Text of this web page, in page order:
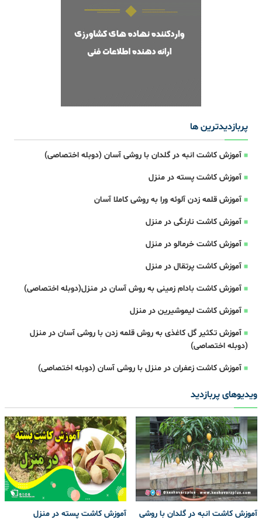
پربازدیدترین ها
آموزش کاشت انبه در گلدان با روشی آسان (دوبله اختصاصی)
آموزش کاشت پسته در منزل
آموزش قلمه زدن آلوئه ورا به روشی کاملا آسان
آموزش کاشت نارنگی در منزل
آموزش کاشت خرمالو در منزل
آموزش کاشت پرتقال در منزل
آموزش کاشت بادام زمینی به روش آسان در منزل(دوبله اختصاصی)
آموزش کاشت لیموشیرین در منزل
آموزش تکثیر گل کاغذی به روش قلمه زدن با روشی آسان در منزل
(دوبله اختصاصی)
آموزش کاشت زعفران در منزل با روشی آسان (دوبله اختصاصی)
ویدیوهای پربازدید
آموزش کاشت انبه در گلدان با روشی
آموزش کاشت پسته در منزل